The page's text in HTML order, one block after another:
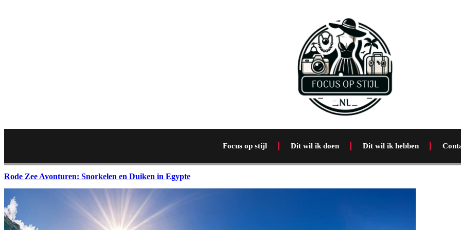
Focus op stijl Dit wil ik doen Dit wil ik hebben
Rode Zee Avonturen: Snorkelen en Duiken in Egypte